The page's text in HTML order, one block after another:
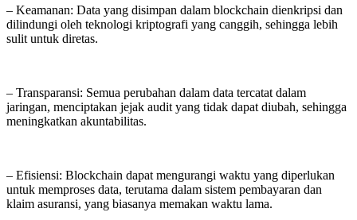
– Keamanan: Data yang disimpan dalam blockchain dienkripsi dan
dilindungi oleh teknologi kriptografi yang canggih, sehingga lebih
sulit untuk diretas.
– Transparansi: Semua perubahan dalam data tercatat dalam
jaringan, menciptakan jejak audit yang tidak dapat diubah, sehingga
meningkatkan akuntabilitas.
– Efisiensi: Blockchain dapat mengurangi waktu yang diperlukan
untuk memproses data, terutama dalam sistem pembayaran dan
klaim asuransi, yang biasanya memakan waktu lama.